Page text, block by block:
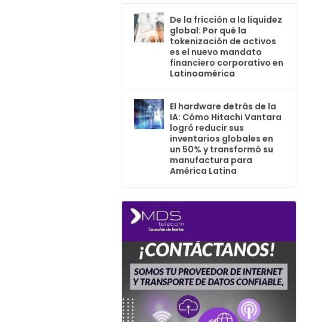
De la fricción a la liquidez
global: Por qué la
tokenización de activos
es el nuevo mandato
financiero corporativo en
Latinoamérica
El hardware detrás de la
IA: Cómo Hitachi Vantara
logró reducir sus
inventarios globales en
un 50% y transformó su
manufactura para
América Latina